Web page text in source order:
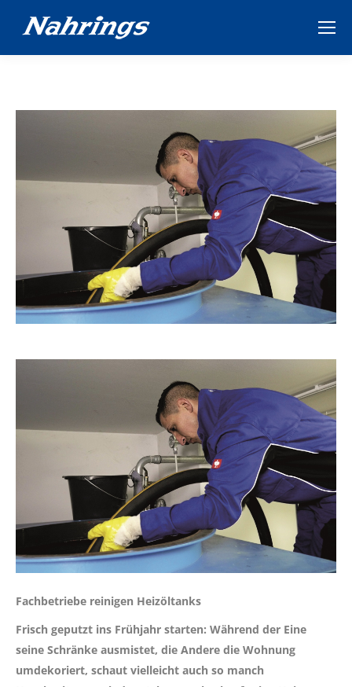
Fachbetriebe reinigen Heizöltanks
Frisch geputzt ins Frühjahr starten: Während der Eine
seine Schränke ausmistet, die Andere die Wohnung
umdekoriert, schaut vielleicht auch so manch